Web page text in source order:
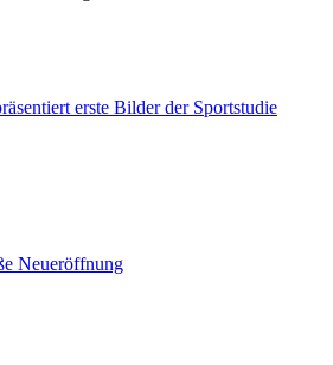
erste Bilder der Sportstudie
Neueröffnung